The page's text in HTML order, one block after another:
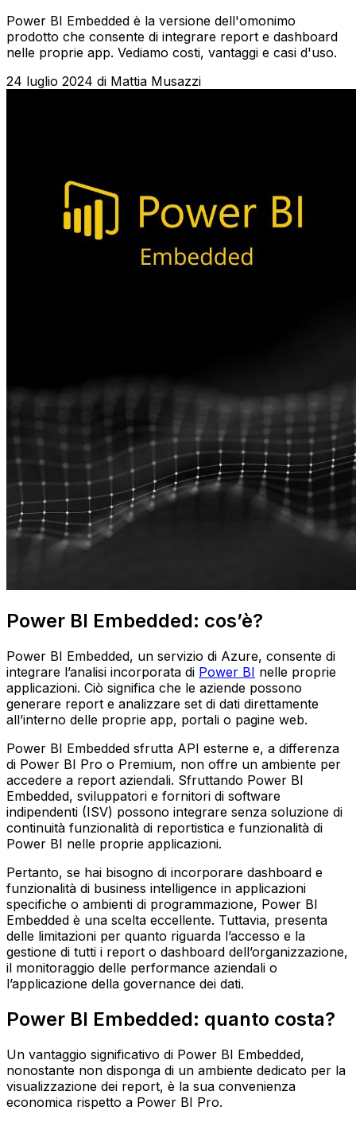
Power BI Embedded è la versione dell'omonimo
prodotto che consente di integrare report e dashboard
nelle proprie app. Vediamo costi, vantaggi e casi d'uso.
24 luglio 2024 di Mattia Musazzi
Power BI Embedded: cos’è?
Power BI Embedded, un servizio di Azure, consente di
integrare l’analisi incorporata di Power BI nelle proprie
applicazioni. Ciò significa che le aziende possono
generare report e analizzare set di dati direttamente
all’interno delle proprie app, portali o pagine web.
Power BI Embedded sfrutta API esterne e, a differenza
di Power BI Pro o Premium, non offre un ambiente per
accedere a report aziendali. Sfruttando Power BI
Embedded, sviluppatori e fornitori di software
indipendenti (ISV) possono integrare senza soluzione di
continuità funzionalità di reportistica e funzionalità di
Power BI nelle proprie applicazioni.
Pertanto, se hai bisogno di incorporare dashboard e
funzionalità di business intelligence in applicazioni
specifiche o ambienti di programmazione, Power BI
Embedded è una scelta eccellente. Tuttavia, presenta
delle limitazioni per quanto riguarda l’accesso e la
gestione di tutti i report o dashboard dell’organizzazione,
il monitoraggio delle performance aziendali o
l’applicazione della governance dei dati.
Power BI Embedded: quanto costa?
Un vantaggio significativo di Power BI Embedded,
nonostante non disponga di un ambiente dedicato per la
visualizzazione dei report, è la sua convenienza
economica rispetto a Power BI Pro.